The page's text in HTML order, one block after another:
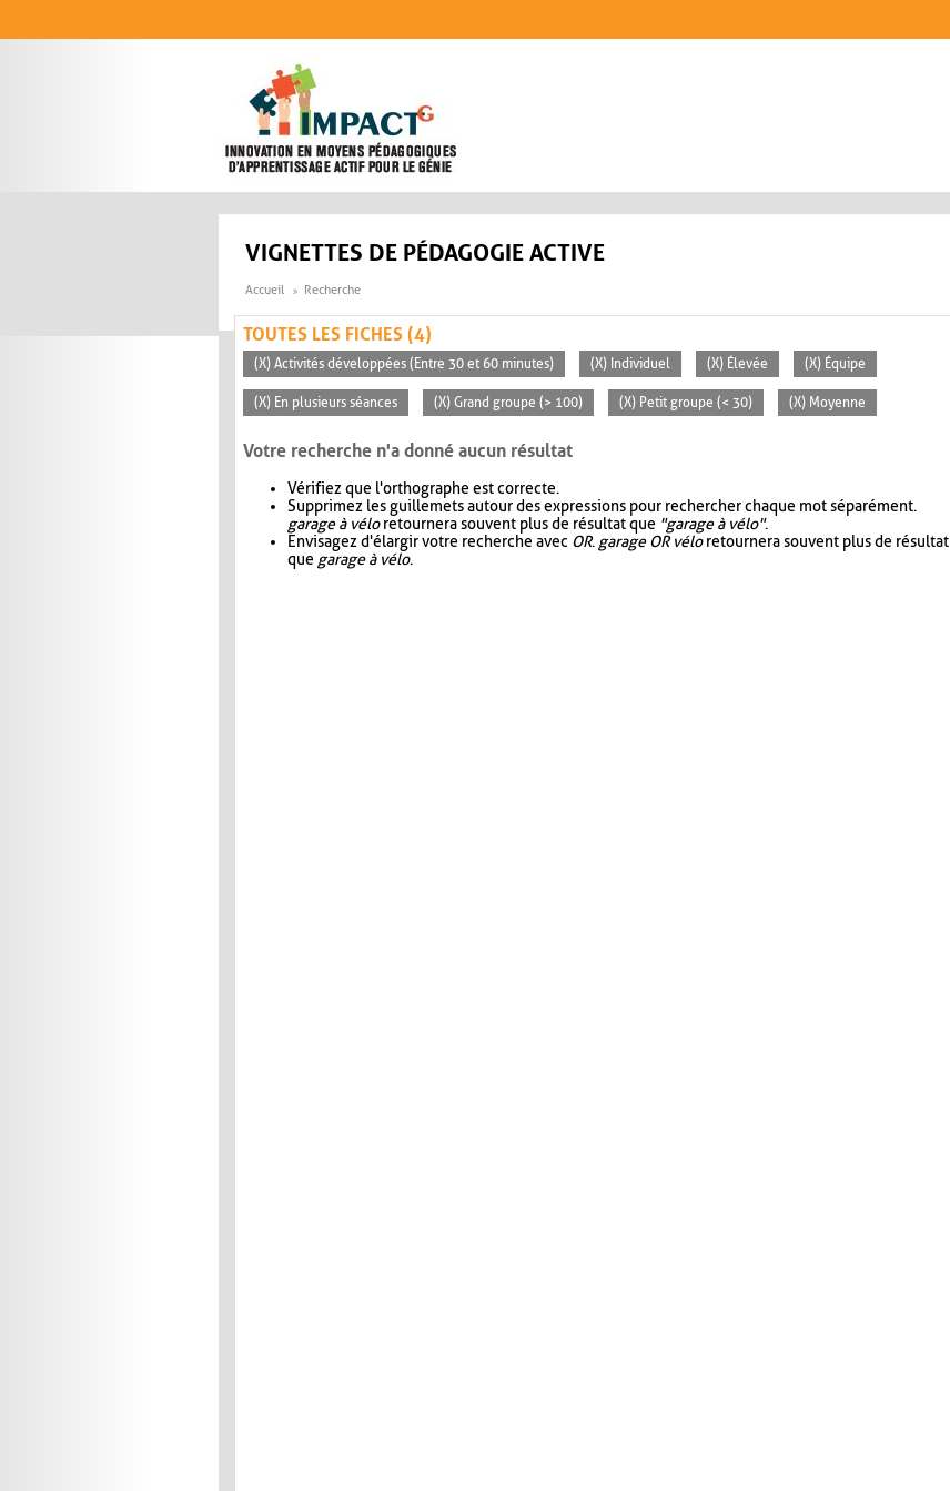
VIGNETTES DE PÉDAGOGIE ACTIVE
Accueil Recherche
TOUTES LES FICHES (4)
(X) Activités développées (Entre 30 et 60 minutes) (X) Individuel (X) Élevée (X) Équipe
(X) En plusieurs séances (X) Grand groupe (> 100) (X) Petit groupe (< 30) (X) Moyenne
Votre recherche n'a donné aucun résultat
Vérifiez que l'orthographe est correcte.
Supprimez les guillemets autour des expressions pour rechercher chaque mot séparément.
garage à véloretournera souvent plus de résultat que "garage à vélo".
Envisagez d'élargir votre recherche avec OR. garage OR véloretournera souvent plus de résultat
que garage à vélo.